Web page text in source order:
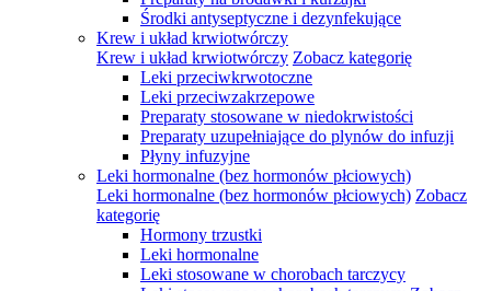
Środki antyseptyczne i dezynfekujące
Krew i układ krwiotwórczy
Krew i układ krwiotwórczy Zobacz kategorię
Leki przeciwkrwotoczne
Leki przeciwzakrzepowe
Preparaty stosowane w niedokrwistości
Preparaty uzupełniające do plynów do infuzji
Płyny infuzyjne
Leki hormonalne (bez hormonów płciowych)
Leki hormonalne (bez hormonów płciowych) Zobacz
kategorię
Hormony trzustki
Leki hormonalne
Leki stosowane w chorobach tarczycy